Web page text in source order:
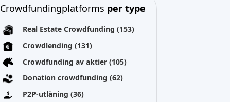
Crowdfundingplatforms per type
Real Estate Crowdfunding(153)
Crowdlending(131)
Crowdfunding av aktier(105)
Donation crowdfunding(62)
P2P-utlåning(36)